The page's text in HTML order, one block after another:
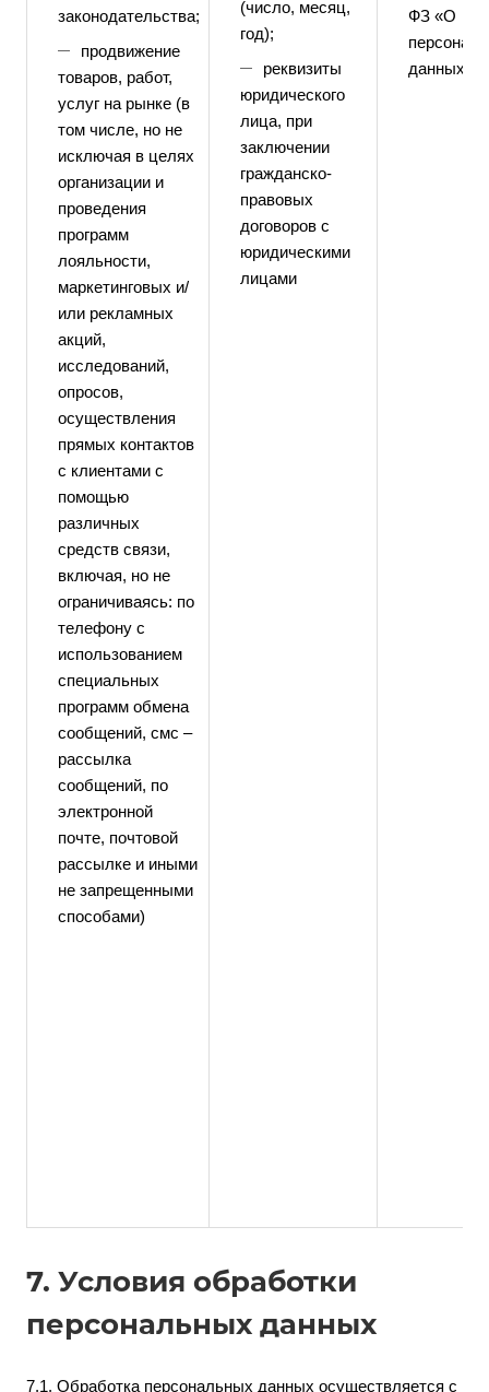
законодательства;
продвижение
товаров, работ,
услуг на рынке (в
том числе, но не
исключая в целях
организации и
проведения
программ
лояльности,
маркетинговых и/
или рекламных
акций,
исследований,
опросов,
осуществления
прямых контактов
с клиентами с
помощью
различных
средств связи,
включая, но не
ограничиваясь: по
телефону с
использованием
специальных
программ обмена
сообщений, смс –
рассылка
сообщений, по
электронной
почте, почтовой
рассылке и иными
не запрещенными
способами)
(число, месяц,
год);
реквизиты
юридического
лица, при
заключении
гражданско-
правовых
договоров с
юридическими
лицами
ФЗ «О
данных»
7. Условия обработки
персональных данных
7.1. Обработка персональных данных осуществляется с